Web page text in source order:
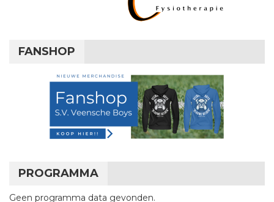
FANSHOP
PROGRAMMA
Geen programma data gevonden.